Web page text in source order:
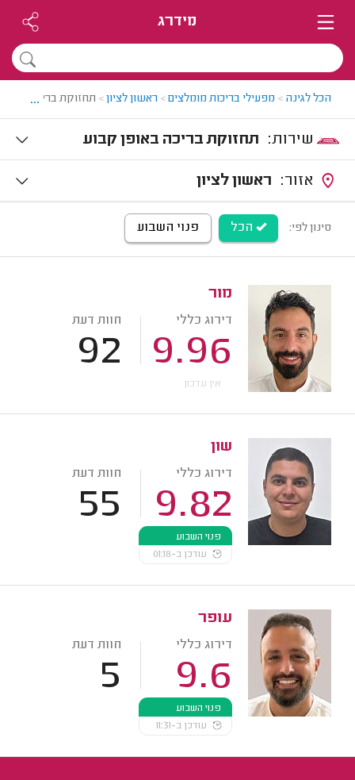
מידרג
הכל לגינה > מפעילי בריכות מומלצים> ראשון לציון> תחזוקת בריכות
...
תחזוקת בריכה באופן קבוע
ראשון לציון
סינון לפי: הכל פנוי השבוע
מור
דירוג כללי
9.96
חוות דעת
92
אין עדכון
שון
דירוג כללי
9.82
חוות דעת
55
פנוי השבוע
עודכן ב-01:18
עופר
דירוג כללי
9.6
חוות דעת
5
פנוי השבוע
עודכן ב-11:31